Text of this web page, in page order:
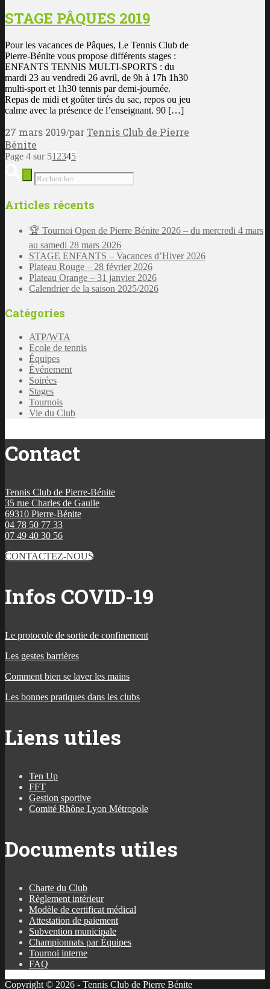
STAGE PÂQUES 2019
Pour les vacances de Pâques, Le Tennis Club de
Pierre-Bénite vous propose différents stages :
ENFANTS TENNIS MULTI-SPORTS : du
mardi 23 au vendredi 26 avril, de 9h à 17h 1h30
multi-sport et 1h30 tennis par demi-journée.
Repas de midi et goûter tirés du sac, repos ou jeu
calme avec la présence de l’enseignant. 90 […]
27 mars 2019/parTennis Club de Pierre
Bénite
Page 4 sur 51 2345
Articles récents
🏆 Tournoi Open de Pierre Bénite 2026 – du mercredi 4 mars
au samedi 28 mars 2026
STAGE ENFANTS – Vacances d’Hiver 2026
Plateau Rouge – 28 février 2026
Plateau Orange – 31 janvier 2026
Calendrier de la saison 2025/2026
Catégories
ATP/WTA
Ecole de tennis
Équipes
Événement
Soirées
Stages
Tournois
Vie du Club
Contact
Tennis Club de Pierre-Bénite
35 rue Charles de Gaulle
69310 Pierre-Bénite
04 78 50 77 33
07 49 40 30 56
CONTACTEZ-NOUS
Infos COVID-19
Le protocole de sortie de confinement
Les gestes barrières
Comment bien se laver les mains
Les bonnes pratiques dans les clubs
Liens utiles
Ten Up
FFT
Gestion sportive
Comité Rhône Lyon Métropole
Documents utiles
Charte du Club
Règlement intérieur
Modèle de certificat médical
Attestation de paiement
Subvention municipale
Championnats par Équipes
Tournoi interne
FAQ
Copyright © 2026 - Tennis Club de Pierre Bénite